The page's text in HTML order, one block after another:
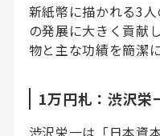
新紙幣に描かれる3
の発展に大きく貢献
物と主な功績を簡潔
1万円札：渋沢栄
渋沢栄一は「日本資